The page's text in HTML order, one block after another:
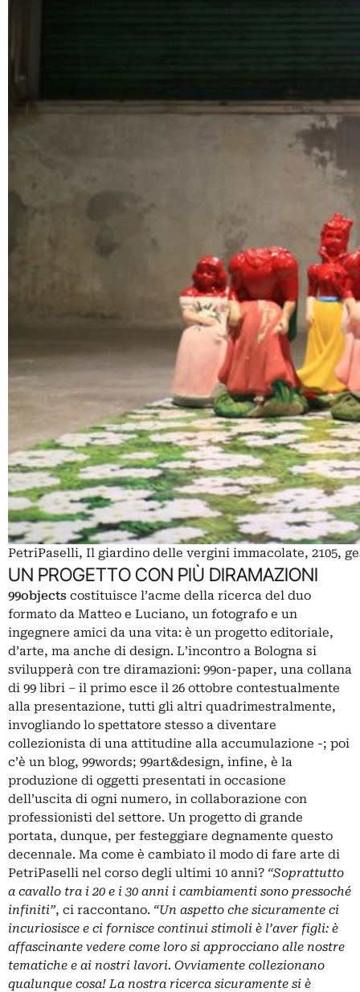
PetriPaselli, Il giardino delle vergini immacolate, 2105,
UN PROGETTO CON PIÙ DIRAMAZIONI
99objects costituisce l’acme della ricerca del duo
formato da Matteo e Luciano, un fotografo e un
ingegnere amici da una vita: è un progetto editoriale,
d’arte, ma anche di design. L’incontro a Bologna si
svilupperà con tre diramazioni: 99on-paper, una collana
di 99 libri – il primo esce il 26 ottobre contestualmente
alla presentazione, tutti gli altri quadrimestralmente,
invogliando lo spettatore stesso a diventare
collezionista di una attitudine alla accumulazione -; poi
c’è un blog, 99words; 99art&design, infine, è la
produzione di oggetti presentati in occasione
dell’uscita di ogni numero, in collaborazione con
professionisti del settore. Un progetto di grande
portata, dunque, per festeggiare degnamente questo
decennale. Ma come è cambiato il modo di fare arte di
PetriPaselli nel corso degli ultimi 10 anni? “Soprattutto
a cavallo tra i 20 e i 30 anni i cambiamenti sono pressoché
infiniti”, ci raccontano. “Un aspetto che sicuramente ci
incuriosisce e ci fornisce continui stimoli è l’aver figli: è
affascinante vedere come loro si approcciano alle nostre
tematiche e ai nostri lavori. Ovviamente collezionano
qualunque cosa! La nostra ricerca sicuramente si è